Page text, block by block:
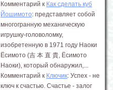
Комментарий к Как сделать куб
Йошимото: представляет собой
многогранную механическую
игрушку-головоломку,
изобретенную в 1971 году Наоки
Ёсимото (吉 本 直 貴, Ёсимото
Наоки), который обнаружил,...
Комментарий к Ключик: Успех - не
ключ к счастью. Счастье - залог